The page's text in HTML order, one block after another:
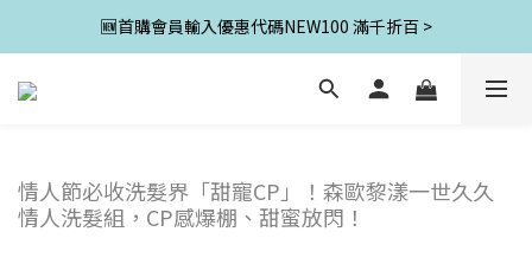
🆕首購會員輸入優惠代碼NEW100 滿千折百 >
情人節必收洗髮界「甜寵CP」！森歐黎漾一世久久
情人洗髮組，CP感爆棚、甜蜜放閃！